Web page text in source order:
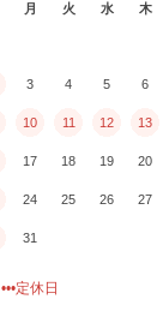
月 火 水 木
3 4 5 6
10 11 12 13
17 18 19 20
24 25 26 27
31
•••定休日